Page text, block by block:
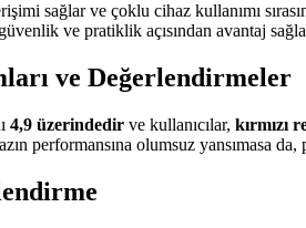
sağlar ve çoklu cihaz kullanımı
ve pratiklik açısından avantaj
ve Değerlendirmeler
4,9 üzerindedir ve kullanıcılar, kırmızı
performansına olumsuz yansımasa